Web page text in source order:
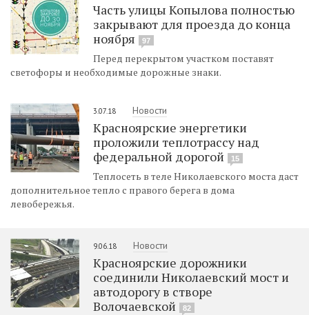
Часть улицы Копылова полностью
закрывают для проезда до конца
ноября
97
Перед перекрытом участком поставят
светофоры и необходимые дорожные знаки.
3.07.18 Новости
Красноярские энергетики
проложили теплотрассу над
федеральной дорогой
15
Теплосеть в теле Николаевского моста даст
дополнительное тепло с правого берега в дома
левобережья.
9.06.18 Новости
Красноярские дорожники
соединили Николаевский мост и
автодорогу в створе
Волочаевской
82